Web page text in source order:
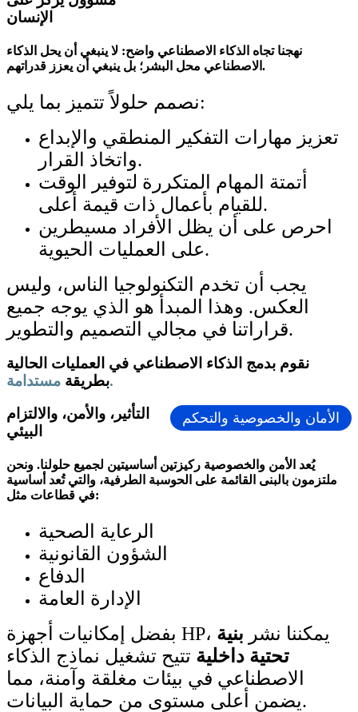
الإنسان
نهجنا تجاه الذكاء الاصطناعي واضح: لا ينبغي أن يحل الذكاء
الاصطناعي محل البشر؛ بل ينبغي أن يعزز قدراتهم.
نصمم حلولاً تتميز بما يلي:
تعزيز مهارات التفكير المنطقي والإبداع
واتخاذ القرار.
أتمتة المهام المتكررة لتوفير الوقت
للقيام بأعمال ذات قيمة أعلى.
احرص على أن يظل الأفراد مسيطرين
على العمليات الحيوية.
يجب أن تخدم التكنولوجيا الناس، وليس
العكس. وهذا المبدأ هو الذي يوجه جميع
قراراتنا في مجالي التصميم والتطوير.
نقوم بدمج الذكاء الاصطناعي في العمليات الحالية
بطريقةمستدامة.
الأمان والخصوصية والتحكم
التأثير، والأمن، والالتزام
البيئي
يُعد الأمن والخصوصية ركيزتين أساسيتين لجميع حلولنا. ونحن
ملتزمون بالبنى القائمة على الحوسبة الطرفية، والتي تُعد أساسية
في قطاعات مثل:
الرعاية الصحية
الشؤون القانونية
الدفاع
الإدارة العامة
بفضل إمكانيات أجهزة HP، يمكننا نشر بنية
تحتية داخلية تتيح تشغيل نماذج الذكاء
الاصطناعي في بيئات مغلقة وآمنة، مما
يضمن أعلى مستوى من حماية البيانات.